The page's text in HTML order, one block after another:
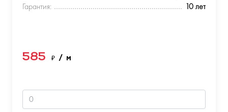
Гарантия:
10 лет
585 ₽ / м